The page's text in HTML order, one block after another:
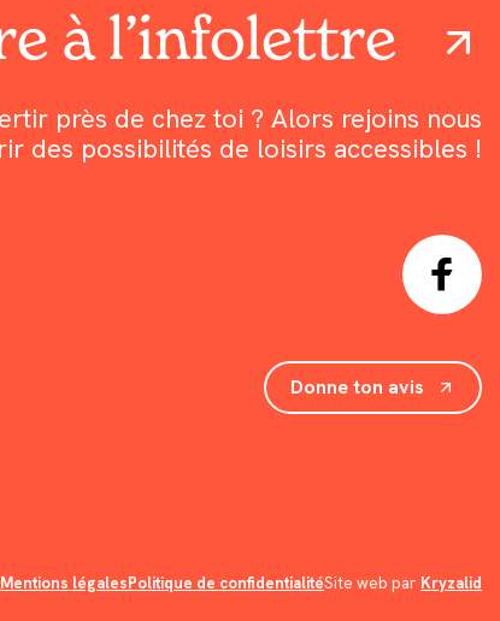
à l’infolettre
près de chez toi ? Alors rejoins nous
des possibilités de loisirs accessibles !
Donne ton avis
Mentions légalesPolitique de confidentialitéSite web par Kryzalid